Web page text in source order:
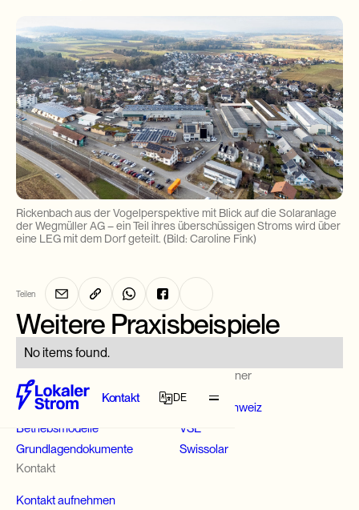
Rickenbach aus der Vogelperspektive mit Blick auf die Solaranlage
der Wegmüller AG – ein Teil ihres überschüssigen Stroms wird über
eine LEG mit dem Dorf geteilt. (Bild: Caroline Fink)
Teilen
Weitere Praxisbeispiele
No items found.
Home
ZEV
vZEV
LEG
Kontakt DE
Übersicht
Betriebsmodelle
Grundlagendokumente
Projektpartner
EnergieSchweiz
VSE
Swissolar
Kontakt
Kontakt aufnehmen